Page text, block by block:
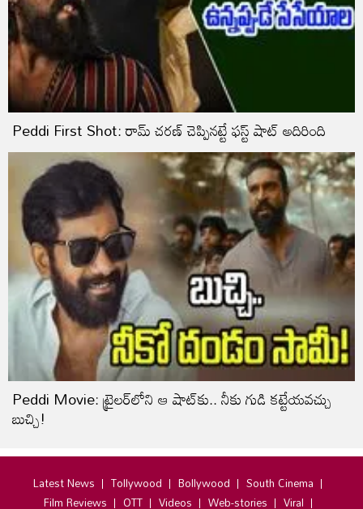
Peddi First Shot: రామ్ చరణ్ చెప్పినట్టే ఫస్ట్ షాట్ అదిరింది
Peddi Movie: ట్రైలర్‌లోని ఆ షాట్‌కు.. నీకు గుడి కట్టేయవచ్చు
బుచ్చి!
Latest News Tollywood Bollywood
South Cinema
Film Reviews
OTT Videos Web-stories Viral